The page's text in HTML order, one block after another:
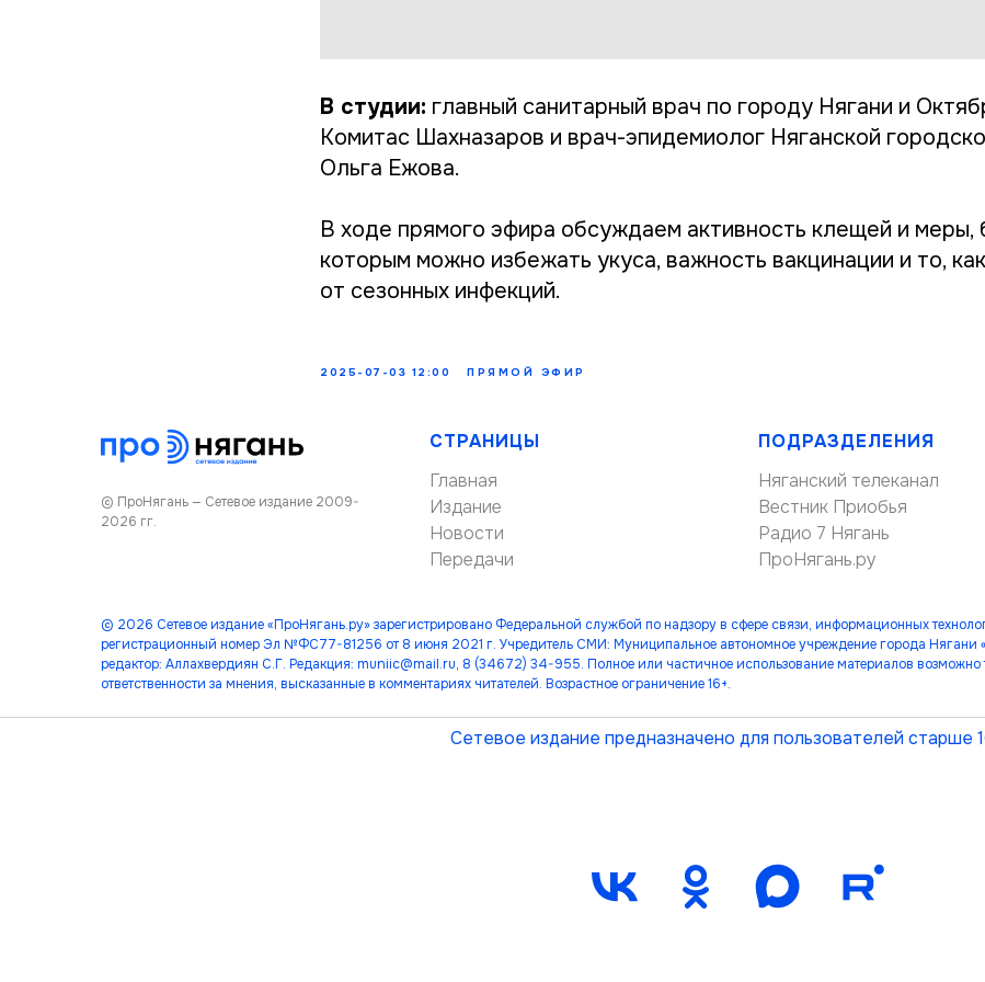
В студии: главный санитарный врач по городу Нягани и
Комитас Шахназаров и врач-эпидемиолог Няганской
Ольга Ежова.
В ходе прямого эфира обсуждаем активность клещей и меры,
которым можно избежать укуса, важность вакцинации и то,
от сезонных инфекций.
2025-07-03 12:00 ПРЯМОЙ ЭФИР
© ПроНягань — Сетевое издание 2009-
2026 гг.
СТРАНИЦЫ
Главная
Издание
Новости
Передачи
ПОДРАЗДЕЛЕНИЯ
Няганский телеканал
Вестник Приобья
Радио 7 Нягань
ПроНягань.ру
© 2026 Сетевое издание «ПроНягань.ру» зарегистрировано Федеральной службой по надзору в сфере связи, информационных
регистрационный номер Эл №ФС77-81256 от 8 июня 2021 г. Учредитель СМИ: Муниципальное автономное учреждение города Нягани
редактор: Аллахвердиян С.Г. Редакция: muniic@mail.ru, 8 (34672) 34-955. Полное или частичное использование материалов возможно
ответственности за мнения, высказанные в комментариях читателей. Возрастное ограничение 16+.
Сетевое издание предназначено для пользователей старше